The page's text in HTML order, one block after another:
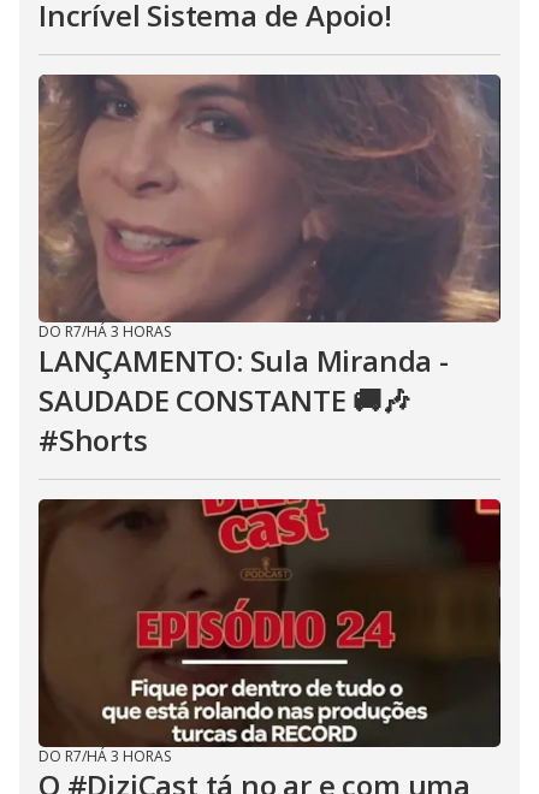
Incrível Sistema de Apoio!
DO R7/HÁ 3 HORAS
LANÇAMENTO: Sula Miranda -
SAUDADE CONSTANTE 🚚🎶
#Shorts
DO R7/HÁ 3 HORAS
O #DiziCast tá no ar e com uma